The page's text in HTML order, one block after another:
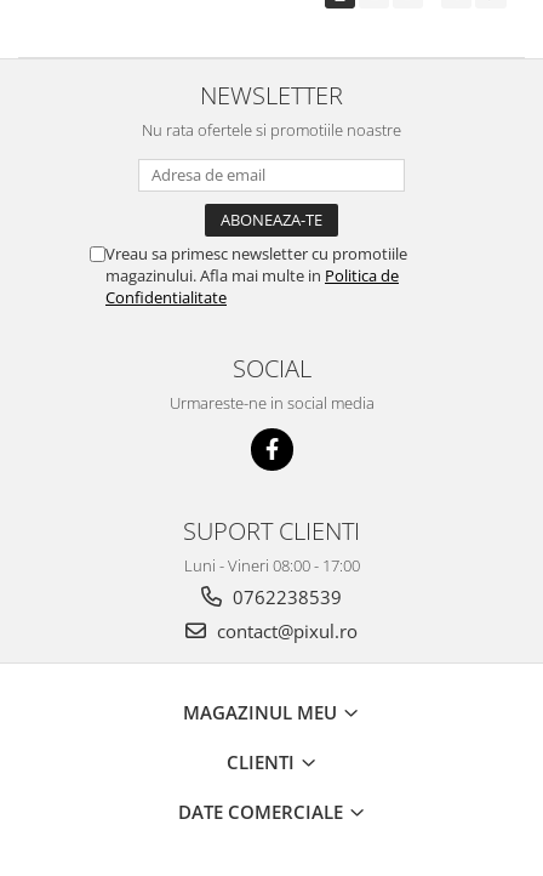
NEWSLETTER
Nu rata ofertele si promotiile noastre
Vreau sa primesc newsletter cu promotiile
magazinului. Afla mai multe in Politica de
Confidentialitate
SOCIAL
Urmareste-ne in social media
SUPORT CLIENTI
Luni - Vineri 08:00 - 17:00
0762238539
contact@pixul.ro
MAGAZINUL MEU
CLIENTI
DATE COMERCIALE